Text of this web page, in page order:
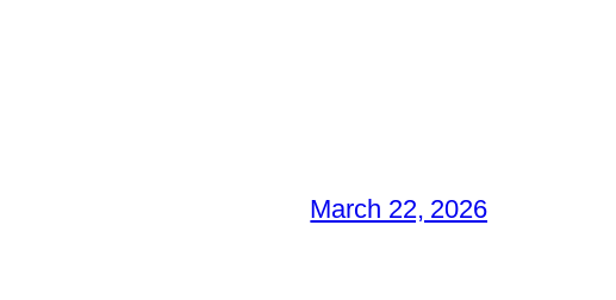
March 22, 2026